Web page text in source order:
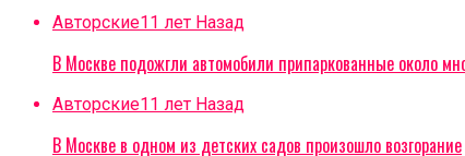
Авторские11 лет Назад
В Москве подожгли автомобили припаркованные около
Авторские11 лет Назад
В Москве в одном из детских садов произошло возгорание